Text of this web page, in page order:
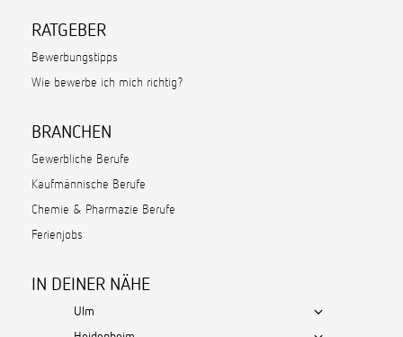
RATGEBER
Bewerbungstipps
Wie bewerbe ich mich richtig?
BRANCHEN
Gewerbliche Berufe
Kaufmännische Berufe
Chemie & Pharmazie Berufe
Ferienjobs
IN DEINER NÄHE
Ulm